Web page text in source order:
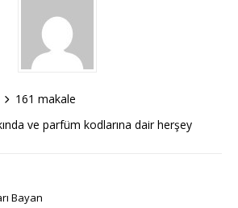
161 makale
ve parfüm kodlarına dair herşey
Bayan